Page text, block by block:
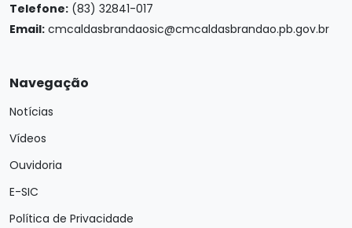
Telefone: (83) 32841-017
Email: cmcaldasbrandaosic@cmcaldasbrandao.pb.gov.br
Navegação
Notícias
Vídeos
Ouvidoria
E-SIC
Política de Privacidade